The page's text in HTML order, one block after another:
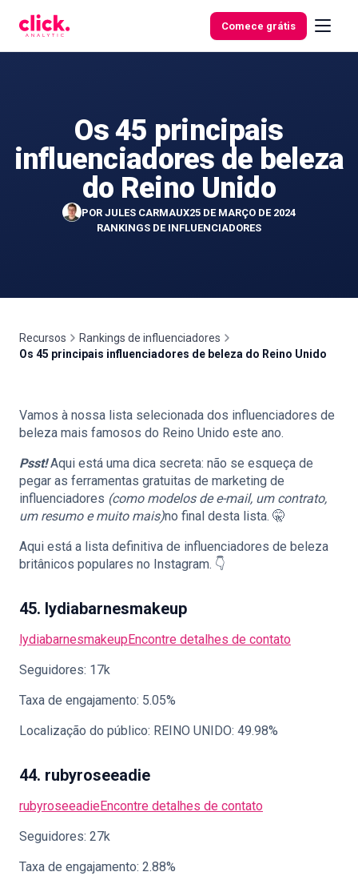
Comece grátis
Funcionalidades
Ferramentas
gratuitas
🇵🇹PT
Os 45 principais
influenciadores de beleza
do Reino Unido
POR JULES CARMAUX25 DE MARÇO DE 2024
RANKINGS DE INFLUENCIADORES
Recursos
Rankings de influenciadores
Os 45 principais influenciadores de beleza do Reino Unido
Vamos à nossa lista selecionada dos influenciadores de
beleza mais famosos do Reino Unido este ano.
Psst!Aqui está uma dica secreta: não se esqueça de
pegar as ferramentas gratuitas de marketing de
influenciadores (como modelos de e-mail, um contrato,
um resumo e muito mais)no final desta lista. 🤫
Aqui está a lista definitiva de influenciadores de beleza
britânicos populares no Instagram. 👇
45. lydiabarnesmakeup
lydiabarnesmakeupEncontre detalhes de contato
Seguidores: 17k
Taxa de engajamento: 5.05%
Localização do público: REINO UNIDO: 49.98%
44. rubyroseeadie
rubyroseeadieEncontre detalhes de contato
Seguidores: 27k
Taxa de engajamento: 2.88%